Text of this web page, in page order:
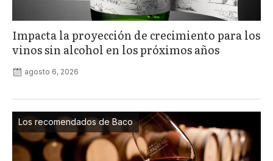
Impacta la proyección de crecimiento para los
vinos sin alcohol en los próximos años
agosto 6, 2026
Los recomendados de Baco